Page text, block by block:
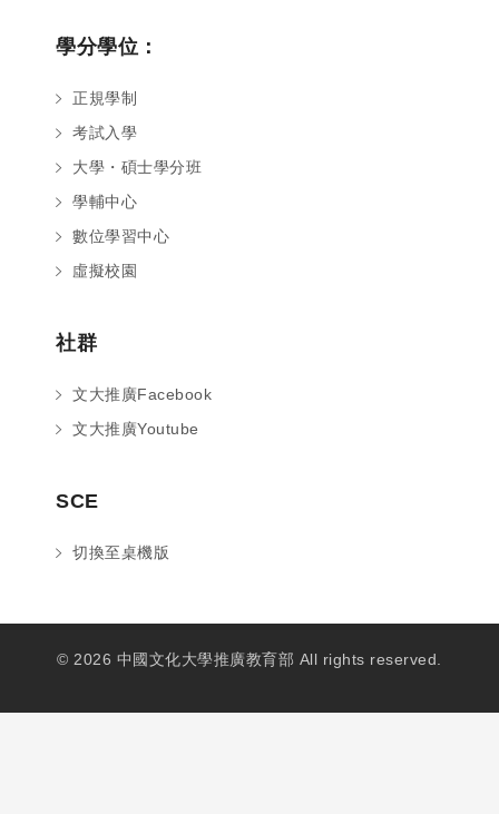
學分學位：
正規學制
考試入學
大學・碩士學分班
學輔中心
數位學習中心
虛擬校園
社群
文大推廣Facebook
文大推廣Youtube
SCE
切換至桌機版
© 2026 中國文化大學推廣教育部 All rights reserved.